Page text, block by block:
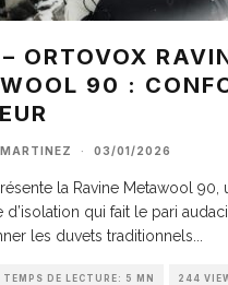
ORTOVOX
90 :
· 03/01/2026
la Ravine Metawool 90,
d’isolation qui fait le pari
les duvets traditionnels
TEMPS DE LECTURE: 5 MN 244